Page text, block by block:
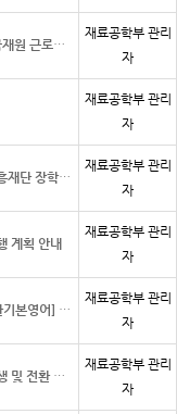
2026학년도 2학기 국가근로 및 등록금재원 근로봉사 장학생 신청 안내
재료공학부 관리
자
재료공학부 관리
자
2026학년도 2학기 한국도레이과학진흥재단 장학생 추천
재료공학부 관리
자
계획 안내
재료공학부 관리
자
교양선택(효원균형교양) [공학도를위한기본영어] 폐지에 따른 대체과목 지정 안내
재료공학부 관리
자
2026학년도 2학기 (통합)연계과정 학생 및 전환 희망학생 모집 안내
재료공학부 관리
자